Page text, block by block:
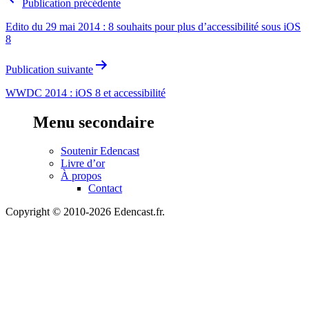
l’article
Publication précédente
Edito du 29 mai 2014 : 8 souhaits pour plus d’accessibilité sous iOS
8
Publication suivante
WWDC 2014 : iOS 8 et accessibilité
Menu secondaire
Soutenir Edencast
Livre d’or
À propos
Contact
Copyright © 2010-2026 Edencast.fr.